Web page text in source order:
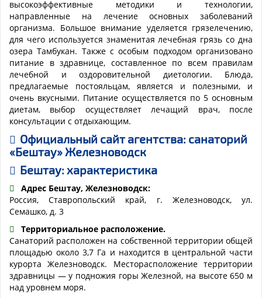
высокоэффективные методики и технологии,
направленные на лечение основных заболеваний
организма. Большое внимание уделяется грязелечению,
для чего используется знаменитая лечебная грязь со дна
озера Тамбукан. Также с особым подходом организовано
питание в здравнице, составленное по всем правилам
лечебной и оздоровительной диетологии. Блюда,
предлагаемые постояльцам, является и полезными, и
очень вкусными. Питание осуществляется по 5 основным
диетам, выбор осуществляет лечащий врач, после
консультации с отдыхающим.
Официальный сайт агентства: санаторий
«Бештау» Железноводск
Бештау: характеристика
Адрес Бештау, Железноводск:
Россия, Ставропольский край, г. Железноводск, ул.
Семашко, д. 3
Территориальное расположение.
Санаторий расположен на собственной территории общей
площадью около 3,7 Га и находится в центральной части
курорта Железноводск. Месторасположение территории
здравницы — у подножия горы Железной, на высоте 650 м
над уровнем моря.